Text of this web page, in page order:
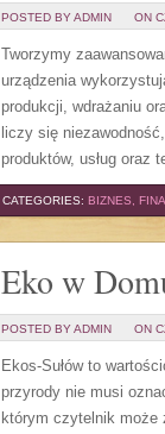
POSTED BY ADMIN ON
Tworzymy
urządzenia
produkcji, wdrażaniu
liczy się
produktów, usług oraz
CATEGORIES: BIZNES,
Eko w
POSTED BY ADMIN ON
Ekos-Sułów to
przyrody nie musi
którym czytelnik może